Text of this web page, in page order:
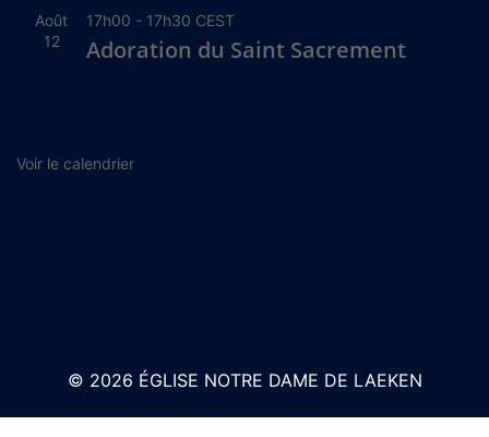
Août
12
17h00 - 17h30 CEST
Adoration du Saint Sacrement
Voir le calendrier
© 2026 ÉGLISE NOTRE DAME DE LAEKEN